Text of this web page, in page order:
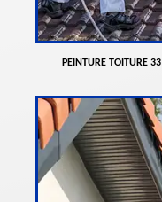
PEINTURE TOITURE 33